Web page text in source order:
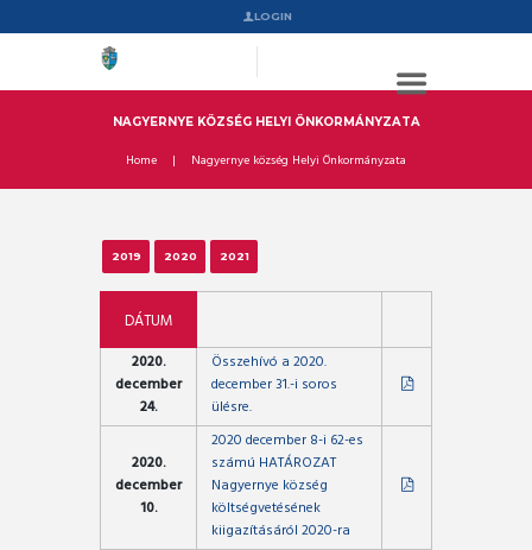
LOGIN
NAGYERNYE KÖZSÉG HELYI ÖNKORMÁNYZATA
Home Nagyernye község Helyi Önkormányzata
2019 2020 2021
DÁTUM
2020.
december
24.
Összehívó a 2020.
december 31.-i soros
ülésre.
2020.
december
10.
2020 december 8-i 62-es
számú HATÁROZAT
Nagyernye község
költségvetésének
kiigazításáról 2020-ra